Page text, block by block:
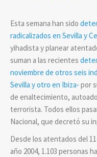
Esta semana han sido
radicalizados en Sevilla y
yihadista y planear
suman a las recientes
noviembre de otros seis
Sevilla y otro en Ibiza- por
de enaltecimiento,
terrorista. Todos ellos
Nacional, que decretó su
Desde los atentados del
año 2004, 1.103 personas